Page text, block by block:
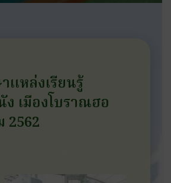
หล่งเรียนรู้
เมืองโบราณฮอ
2562